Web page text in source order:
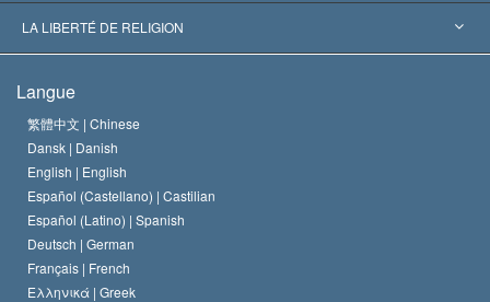
Décisions historiques
Les plus grands experts au monde
L. Ron Hubbard
Le Credo de l’église de Scientology
Le Code du scientologue
David Miscavige
LA LIBERTÉ DE RELIGION
Les normes internationales des droits de l’homme
Proclamation sur la religion
Langue
繁體中文 | Chinese
Dansk | Danish
English | English
Español (Castellano) | Castilian
Español (Latino) | Spanish
Deutsch | German
Français | French
Ελληνικά | Greek